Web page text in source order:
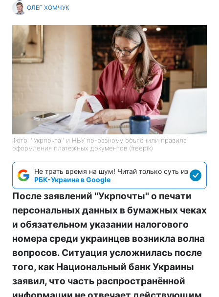
ОЛЕГ ХОМЧУК
Фото: ''Укрпочта'' и НБУ по-разному объяснили правила
оформления платежных документов (freepik)
Не трать время на шум! Читай только суть из
РБК-Украина в Google
После заявлений ''Укрпочты'' о печати
персональных данных в бумажных чеках
и обязательном указании налогового
номера среди украинцев возникла волна
вопросов. Ситуация усложнилась после
того, как Национальный банк Украины
заявил, что часть распространённой